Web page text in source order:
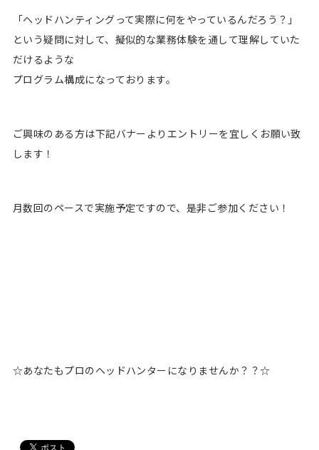
「ヘッドハンティングって実際に何をやっているんだろう？」
という疑問に対して、擬似的な業務体験を通して理解していた
だけるような
プログラム構成になっております。
ご興味のある方は下記バナーよりエントリーを宜しくお願い致
します！
月数回のペースで実施予定ですので、是非ご参加ください！
☆あなたもプロのヘッドハンターになりませんか？？☆